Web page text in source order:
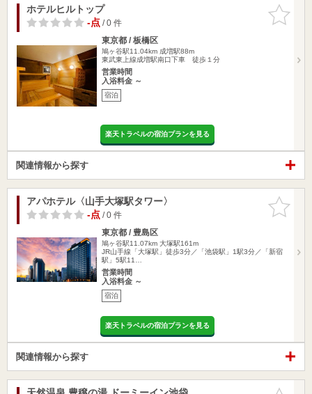
お気に入
りに追加
ホテルヒルトップ
-点/ 0 件
東京都 / 板橋区
鳩ヶ谷駅11.04km 成増駅88m
東武東上線成増駅南口下車 徒歩１分
営業時間
入浴料金 ～
宿泊
楽天トラベルの宿泊プランを見る
関連情報から探す
お気に入
りに追加
アパホテル〈山手大塚駅タワー〉
-点/ 0 件
東京都 / 豊島区
鳩ヶ谷駅11.07km 大塚駅161m
JR山手線「大塚駅」徒歩3分／「池袋駅」1駅3分／「新宿
駅」5駅11…
営業時間
入浴料金 ～
宿泊
楽天トラベルの宿泊プランを見る
関連情報から探す